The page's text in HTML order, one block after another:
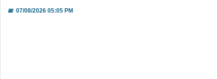
📅07/08/2026 05:05 PM